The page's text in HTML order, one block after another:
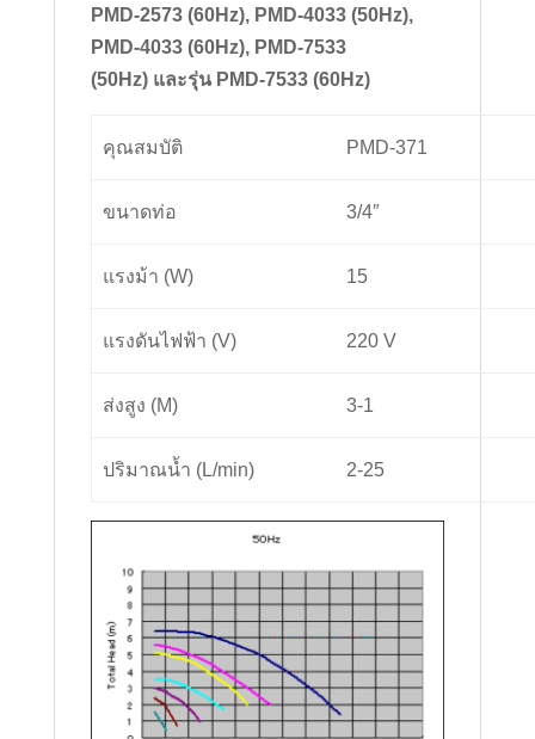
PMD-2573 (60Hz), PMD-4033 (50Hz),
PMD-4033 (60Hz), PMD-7533
(50Hz) และรุ่น PMD-7533 (60Hz)
คุณสมบัติ PMD-371
ขนาดท่อ 3/4″
แรงม้า (W) 15
แรงดันไฟฟ้า (V) 220 V
ส่งสูง (M) 3-1
ปริมาณน้ำ (L/min) 2-25